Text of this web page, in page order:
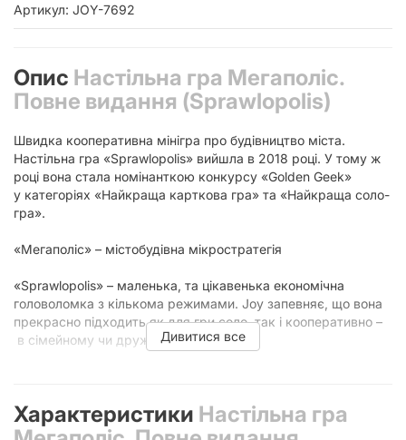
Артикул: JOY-7692
Опис Настільна гра Мегаполіс.
Повне видання (Sprawlopolis)
Швидка кооперативна мінігра про будівництво міста.
Настільна гра «Sprawlopolis» вийшла в 2018 році. У тому ж
році вона стала номінанткою конкурсу «Golden Geek»
у категоріях «Найкраща карткова гра» та «Найкраща соло-
гра».
«Мегаполіс» – містобудівна мікростратегія
«Sprawlopolis» – маленька, та цікавенька економічна
головоломка з кількома режимами. Joy запевняє, що вона
прекрасно підходить як для гри соло, так і кооперативно –
в сімейному чи дружньому колі.
колоди викладають три карти – тим боком, де вказані
умови отримання переможних очок. Перший гравець
Дивитися все
Характеристики Настільна гра